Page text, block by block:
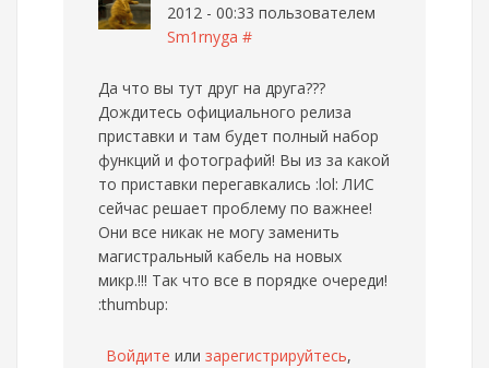
2012 - 00:33 пользователем
Sm1rnyga #
Да что вы тут друг на друга???
Дождитесь официального релиза
приставки и там будет полный набор
функций и фотографий! Вы из за какой
то приставки перегавкались :lol: ЛИС
сейчас решает проблему по важнее!
Они все никак не могу заменить
магистральный кабель на новых
микр.!!! Так что все в порядке очереди!
:thumbup:
Войдите или зарегистрируйтесь,